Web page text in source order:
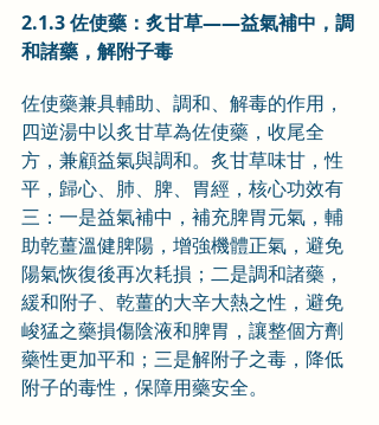
2.1.3 佐使藥：炙甘草——益氣補中，調
和諸藥，解附子毒
佐使藥兼具輔助、調和、解毒的作用，
四逆湯中以炙甘草為佐使藥，收尾全
方，兼顧益氣與調和。炙甘草味甘，性
平，歸心、肺、脾、胃經，核心功效有
三：一是益氣補中，補充脾胃元氣，輔
助乾薑溫健脾陽，增強機體正氣，避免
陽氣恢復後再次耗損；二是調和諸藥，
緩和附子、乾薑的大辛大熱之性，避免
峻猛之藥損傷陰液和脾胃，讓整個方劑
藥性更加平和；三是解附子之毒，降低
附子的毒性，保障用藥安全。